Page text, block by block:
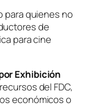
para quienes no
de
para cine
Exhibición
del FDC,
económicos o